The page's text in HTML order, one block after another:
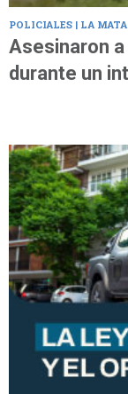
POLICIALES | LA
Asesinaron
durante un